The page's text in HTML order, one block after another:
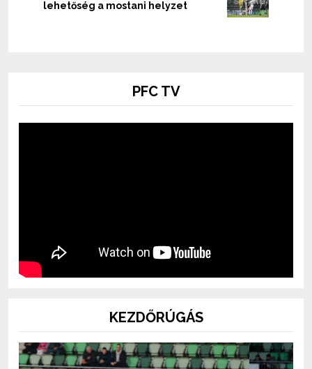
lehetőség a mostani helyzet
PFC TV
KEZDŐRÚGÁS